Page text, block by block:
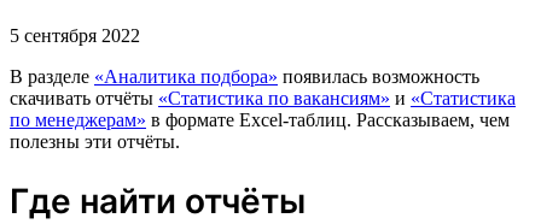
5 сентября 2022
В разделе «Аналитика подбора» появилась возможность
скачивать отчёты «Статистика по вакансиям» и «Статистика
по менеджерам» в формате Excel-таблиц. Рассказываем, чем
полезны эти отчёты.
Где найти отчёты